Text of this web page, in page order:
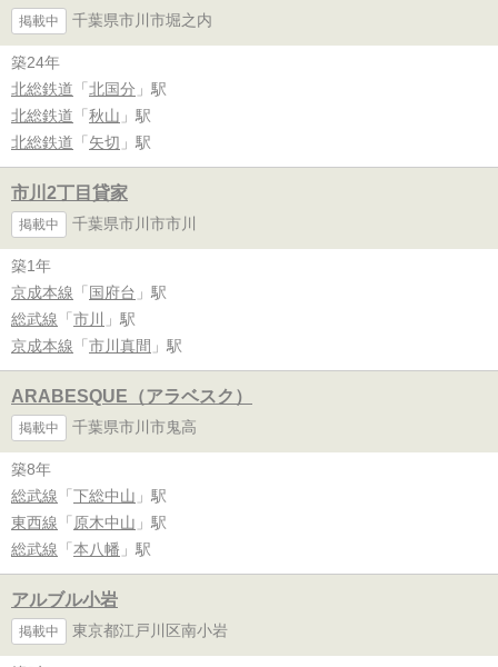
掲載中 千葉県市川市堀之内
築24年
北総鉄道 「 北国分 」駅
北総鉄道 「 秋山 」駅
北総鉄道 「 矢切 」駅
市川2丁目貸家
掲載中 千葉県市川市市川
築1年
京成本線 「 国府台 」駅
総武線 「 市川
」駅
京成本線 「 市川真間 」駅
ARABESQUE（アラベスク）
掲載中 千葉県市川市鬼高
築8年
総武線 「 下総中山 」駅
東西線 「 原木中山 」駅
総武線 「 本八幡 」駅
アルブル小岩
掲載中 東京都江戸川区南小岩